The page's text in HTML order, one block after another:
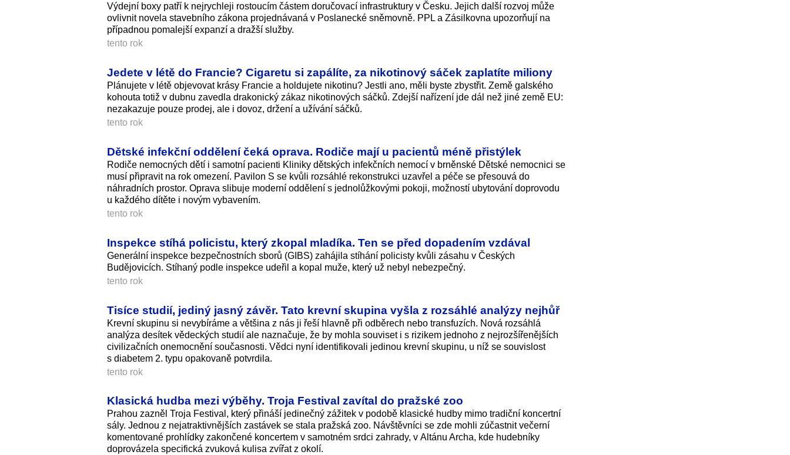
Výdejní boxy patří k nejrychleji rostoucím částem doručovací infrastruktury v Česku. Jejich další rozvoj může
ovlivnit novela stavebního zákona projednávaná v Poslanecké sněmovně. PPL a Zásilkovna upozorňují na
případnou pomalejší expanzí a dražší služby.
tento rok
Jedete v létě do Francie? Cigaretu si zapálíte, za nikotinový sáček zaplatíte miliony
Plánujete v létě objevovat krásy Francie a holdujete nikotinu? Jestli ano, měli byste zbystřit. Země galského
kohouta totiž v dubnu zavedla drakonický zákaz nikotinových sáčků. Zdejší nařízení jde dál než jiné země EU:
nezakazuje pouze prodej, ale i dovoz, držení a užívání sáčků.
tento rok
Dětské infekční oddělení čeká oprava. Rodiče mají u pacientů méně přistýlek
Rodiče nemocných dětí i samotní pacienti Kliniky dětských infekčních nemocí v brněnské Dětské nemocnici se
musí připravit na rok omezení. Pavilon S se kvůli rozsáhlé rekonstrukci uzavřel a péče se přesouvá do
náhradních prostor. Oprava slibuje moderní oddělení s jednolůžkovými pokoji, možností ubytování doprovodu
u každého dítěte i novým vybavením.
tento rok
Inspekce stíhá policistu, který zkopal mladíka. Ten se před dopadením vzdával
Generální inspekce bezpečnostních sborů (GIBS) zahájila stíhání policisty kvůli zásahu v Českých
Budějovicích. Stíhaný podle inspekce udeřil a kopal muže, který už nebyl nebezpečný.
tento rok
Tisíce studií, jediný jasný závěr. Tato krevní skupina vyšla z rozsáhlé analýzy nejhůř
Krevní skupinu si nevybíráme a většina z nás ji řeší hlavně při odběrech nebo transfuzích. Nová rozsáhlá
analýza desítek vědeckých studií ale naznačuje, že by mohla souviset i s rizikem jednoho z nejrozšířenějších
civilizačních onemocnění současnosti. Vědci nyní identifikovali jedinou krevní skupinu, u níž se souvislost
s diabetem 2. typu opakovaně potvrdila.
tento rok
Klasická hudba mezi výběhy. Troja Festival zavítal do pražské zoo
Prahou zazněl Troja Festival, který přináší jedinečný zážitek v podobě klasické hudby mimo tradiční koncertní
sály. Jednou z nejatraktiv­nějších zastávek se stala pražská zoo. Návštěvníci se zde mohli zúčastnit večerní
komentované prohlídky zakončené koncertem v samotném srdci zahrady, v Altánu Archa, kde hudebníky
doprovázela specifická zvuková kulisa zvířat z okolí.